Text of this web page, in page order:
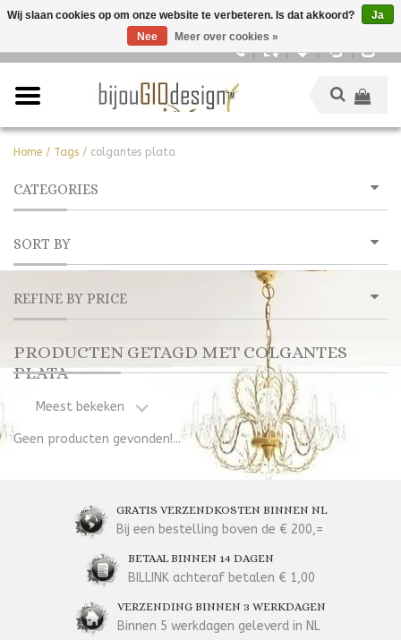
Home / Tags / colgantes plata
CATEGORIES
SORT BY
REFINE BY PRICE
PRODUCTEN GETAGD MET COLGANTES
PLATA
Meest bekeken
Geen producten gevonden!...
GRATIS VERZENDKOSTEN BINNEN NL
Bij een bestelling boven de € 200,=
BETAAL BINNEN 14 DAGEN
BILLINK achteraf betalen € 1,00
VERZENDING BINNEN 3 WERKDAGEN
Binnen 5 werkdagen geleverd in NL
Wij slaan cookies op om onze website te verbeteren. Is dat akkoord?
Ja
Nee
Meer over cookies »